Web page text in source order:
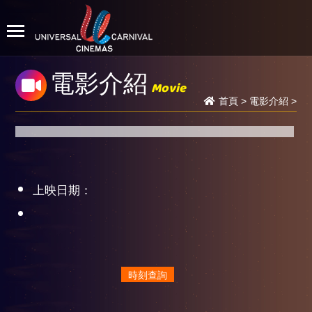
電影介紹 Movie
首頁> 電影介紹 >
上映日期：
時刻查詢